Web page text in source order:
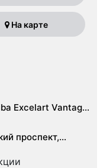
На карте
Excelart Vantage
64 среза, КТ
проспект,